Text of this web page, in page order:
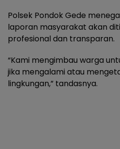
Polsek Pondok Gede
laporan masyarakat akan
profesional dan transparan.
“Kami mengimbau warga
jika mengalami atau
lingkungan,” tandasnya.